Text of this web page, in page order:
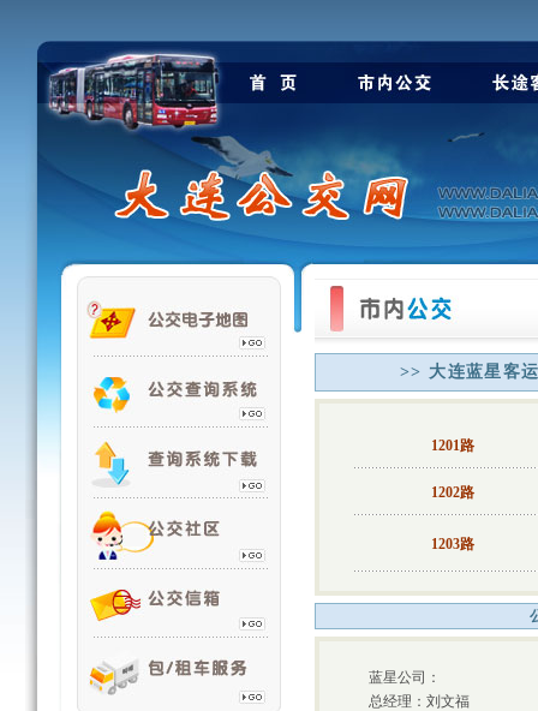
>> 大连蓝星客
1201路
1202路
1203路
蓝星公司：
总经理：刘文福